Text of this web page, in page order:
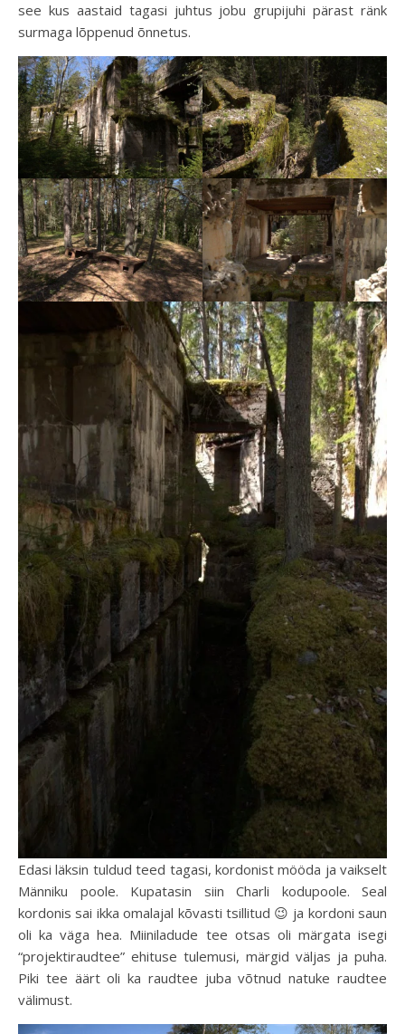
see kus aastaid tagasi juhtus jobu grupijuhi pärast ränk
surmaga lõppenud õnnetus.
Edasi läksin tuldud teed tagasi, kordonist mööda ja vaikselt
Männiku poole. Kupatasin siin Charli kodupoole. Seal
kordonis sai ikka omalajal kõvasti tsillitud 😉 ja kordoni saun
oli ka väga hea. Miiniladude tee otsas oli märgata isegi
“projektiraudtee” ehituse tulemusi, märgid väljas ja puha.
Piki tee äärt oli ka raudtee juba võtnud natuke raudtee
välimust.